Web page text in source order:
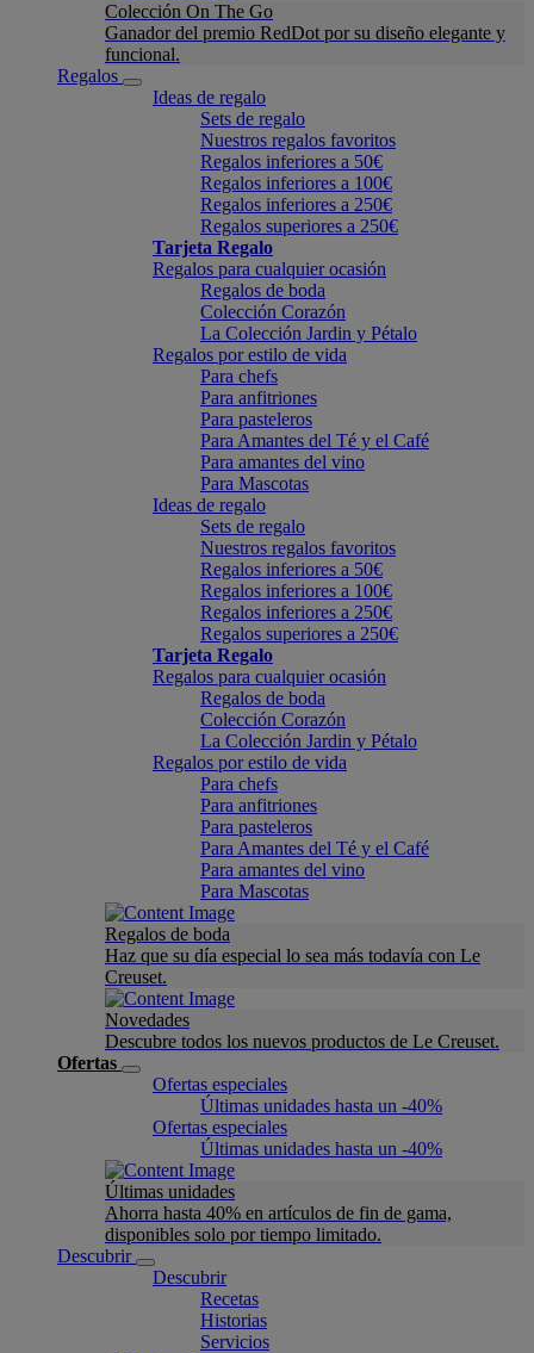
Colección On The Go
Ganador del premio RedDot por su diseño elegante y
funcional.
Regalos
Ideas de regalo
Sets de regalo
Nuestros regalos favoritos
Regalos inferiores a 50€
Regalos inferiores a 100€
Regalos inferiores a 250€
Regalos superiores a 250€
Tarjeta Regalo
Regalos para cualquier ocasión
Regalos de boda
Colección Corazón
La Colección Jardin y Pétalo
Regalos por estilo de vida
Para chefs
Para anfitriones
Para pasteleros
Para Amantes del Té y el Café
Para amantes del vino
Para Mascotas
Ideas de regalo
Sets de regalo
Nuestros regalos favoritos
Regalos inferiores a 50€
Regalos inferiores a 100€
Regalos inferiores a 250€
Regalos superiores a 250€
Tarjeta Regalo
Regalos para cualquier ocasión
Regalos de boda
Colección Corazón
La Colección Jardin y Pétalo
Regalos por estilo de vida
Para chefs
Para anfitriones
Para pasteleros
Para Amantes del Té y el Café
Para amantes del vino
Para Mascotas
Regalos de boda
Haz que su día especial lo sea más todavía con Le
Creuset.
Novedades
Descubre todos los nuevos productos de Le Creuset.
Ofertas
Ofertas especiales
Últimas unidades hasta un -40%
Ofertas especiales
Últimas unidades hasta un -40%
Últimas unidades
Ahorra hasta 40% en artículos de fin de gama,
disponibles solo por tiempo limitado.
Descubrir
Descubrir
Recetas
Historias
Servicios